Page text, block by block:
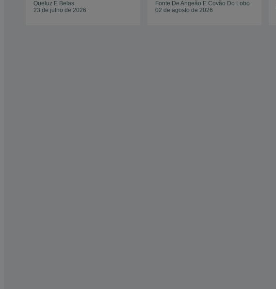
Queluz E Belas
23 de julho de 2026
Fonte De Angeão E Covão Do Lobo
02 de agosto de 2026